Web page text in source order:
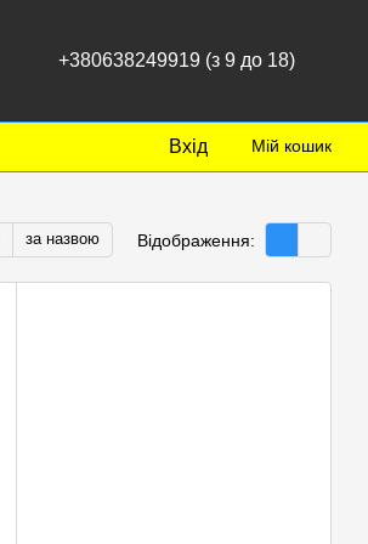
+380638249919 (з 9 до 18)
Вхід Мій кошик
за назвою Відображення: